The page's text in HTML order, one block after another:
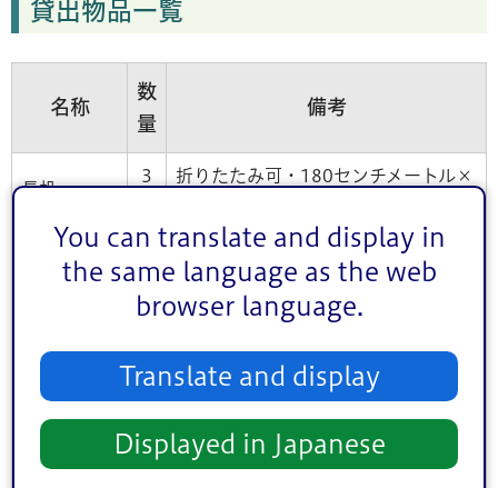
You can translate and display in
the same language as the web
browser language.
Translate and display
Displayed in Japanese
貸出物品一覧
名称
数
量
備考
長机
3
折りたたみ可・180センチメートル×
パイプ椅子
5
0
折りたたみ可
本脚）
テント（4
本脚）
8
270センチメートル×360センチメー